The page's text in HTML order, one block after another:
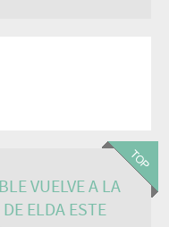
VUELVE A LA
ELDA ESTE